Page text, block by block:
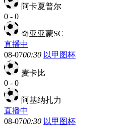
阿卡夏普尔
0 - 0
奇亚亚蒙SC
直播中
08-0700:30 以甲图杯
麦卡比
0 - 0
阿基纳扎力
直播中
08-0700:30 以甲图杯